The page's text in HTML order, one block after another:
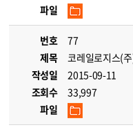
파일
번호
77
제목
코레일로지스(
작성일
2015-09-11
조회수
33,997
파일